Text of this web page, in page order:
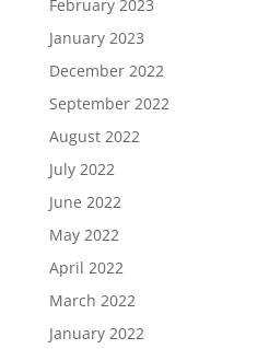
February 2023
January 2023
December 2022
September 2022
August 2022
July 2022
June 2022
May 2022
April 2022
March 2022
January 2022